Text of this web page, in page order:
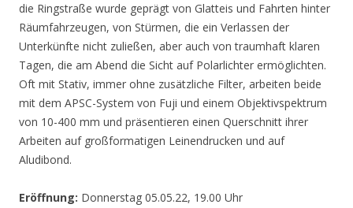
die Ringstraße wurde geprägt von Glatteis und Fahrten hinter
Räumfahrzeugen, von Stürmen, die ein Verlassen der
Unterkünfte nicht zuließen, aber auch von traumhaft klaren
Tagen, die am Abend die Sicht auf Polarlichter ermöglichten.
Oft mit Stativ, immer ohne zusätzliche Filter, arbeiten beide
mit dem APSC-System von Fuji und einem Objektivspektrum
von 10-400 mm und präsentieren einen Querschnitt ihrer
Arbeiten auf großformatigen Leinendrucken und auf
Aludibond.
Eröffnung: Donnerstag 05.05.22, 19.00 Uhr